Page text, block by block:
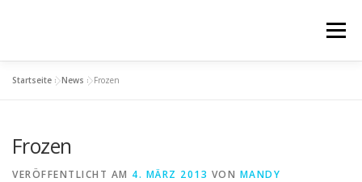
Menü
DATENSCHUTZ
Startseite »News »Frozen
Frozen
VERÖFFENTLICHT AM 4. MÄRZ 2013 VON MANDY